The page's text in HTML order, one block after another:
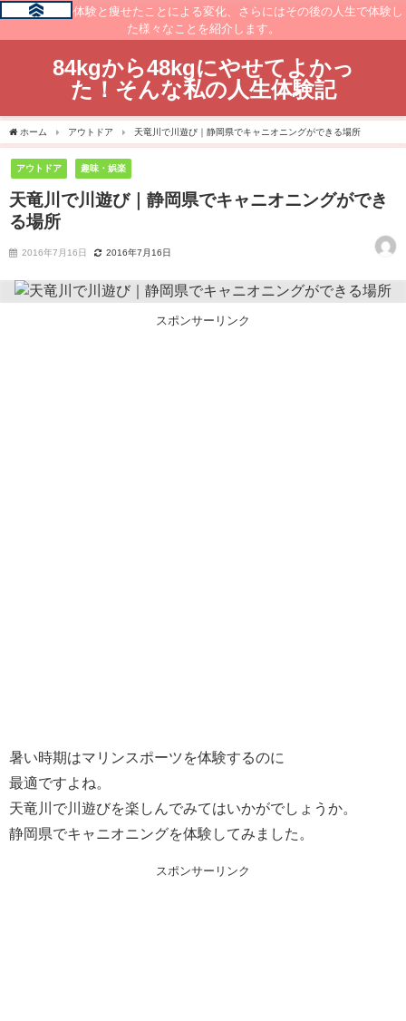
痩せるまでの体験と痩せたことによる変化、さらにはその後の人生で体験し
た様々なことを紹介します。
84kgから48kgにやせてよかっ
た！そんな私の人生体験記
ホーム アウトドア 天竜川で川遊び｜静岡県でキャニオニングができる場所
アウトドア 趣味・娯楽
天竜川で川遊び｜静岡県でキャニオニングができ
る場所
2016年7月16日 2016年7月16日
スポンサーリンク
暑い時期はマリンスポーツを体験するのに
最適ですよね。
天竜川で川遊びを楽しんでみてはいかがでしょうか。
静岡県でキャニオニングを体験してみました。
スポンサーリンク